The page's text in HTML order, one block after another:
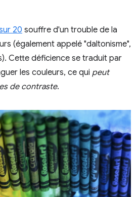
20 souffre d'un trouble de la
(également appelé "daltonisme",
Cette déficience se traduit par
les couleurs, ce qui peut
de contraste.